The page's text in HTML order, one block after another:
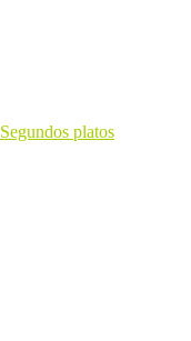
Segundos platos